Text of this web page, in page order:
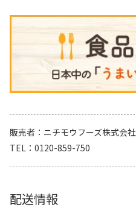
販売者
ニチモウフーズ株式会社
TEL
0120-859-750
配送情報